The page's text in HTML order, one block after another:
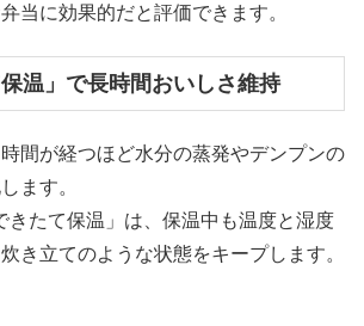
当に効果的だと評価できます。
温」で長時間おいしさ維持
間が経つほど水分の蒸発やデンプンの
ます。
きたて保温」は、保温中も温度と湿度
き立てのような状態をキープします。